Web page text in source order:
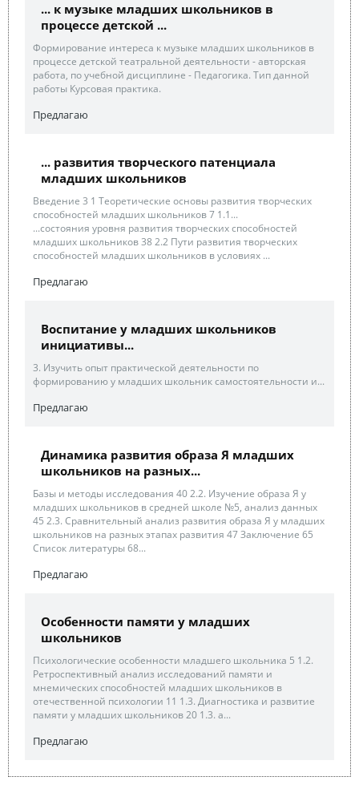
... к музыке младших школьников в
процессе детской ...
Формирование интереса к музыке младших школьников в
процессе детской театральной деятельности - авторская
работа, по учебной дисциплине - Педагогика. Тип данной
работы Курсовая практика.
Предлагаю
... развития творческого патенциала
младших школьников
Введение 3 1 Теоретические основы развития творческих
способностей младших школьников 7 1.1...
...состояния уровня развития творческих способностей
младших школьников 38 2.2 Пути развития творческих
способностей младших школьников в условиях ...
Предлагаю
Воспитание у младших школьников
инициативы...
3. Изучить опыт практической деятельности по
формированию у младших школьник самостоятельности и...
Предлагаю
Динамика развития образа Я младших
школьников на разных...
Базы и методы исследования 40 2.2. Изучение образа Я у
младших школьников в средней школе №5, анализ данных
45 2.3. Сравнительный анализ развития образа Я у младших
школьников на разных этапах развития 47 Заключение 65
Список литературы 68...
Предлагаю
Особенности памяти у младших
школьников
Психологические особенности младшего школьника 5 1.2.
Ретроспективный анализ исследований памяти и
мнемических способностей младших школьников в
отечественной психологии 11 1.3. Диагностика и развитие
памяти у младших школьников 20 1.3. а...
Предлагаю